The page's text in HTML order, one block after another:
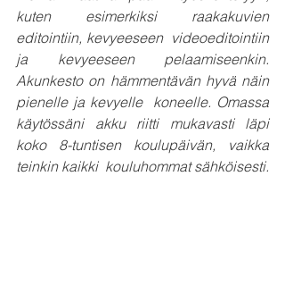
kuten esimerkiksi raakakuvien
editointiin, kevyeeseen  videoeditointiin
ja kevyeeseen pelaamiseenkin.
Akunkesto on hämmentävän hyvä näin
pienelle ja kevyelle  koneelle. Omassa
käytössäni akku riitti mukavasti läpi
koko 8-tuntisen koulupäivän, vaikka
teinkin kaikki  kouluhommat sähköisesti.